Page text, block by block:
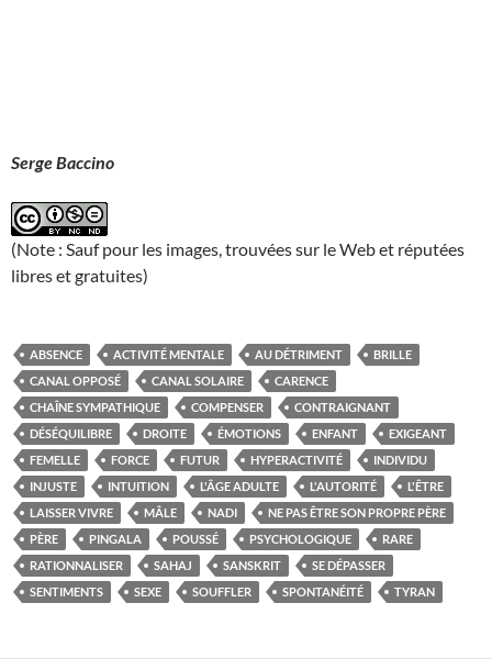
Serge Baccino
(Note : Sauf pour les images, trouvées sur le Web et réputées
libres et gratuites)
ABSENCE ACTIVITÉ MENTALE AU DÉTRIMENT
BRILLE
CANAL OPPOSÉ
CANAL SOLAIRE
CARENCE
CHAÎNE SYMPATHIQUE
COMPENSER
CONTRAIGNANT
DÉSÉQUILIBRE
DROITE ÉMOTIONS ENFANT
EXIGEANT
FEMELLE
FORCE FUTUR HYPERACTIVITÉ
INDIVIDU
INJUSTE
INTUITION L'ÂGE ADULTE L'AUTORITÉ
L'ÊTRE
LAISSER VIVRE
MÂLE NADI
NE PAS ÊTRE SON PROPRE PÈRE
PÈRE
PINGALA POUSSÉ PSYCHOLOGIQUE
RARE
RATIONNALISER
SAHAJ SANSKRIT
SE DÉPASSER
SENTIMENTS
SEXE SOUFFLER SPONTANÉITÉ TYRAN